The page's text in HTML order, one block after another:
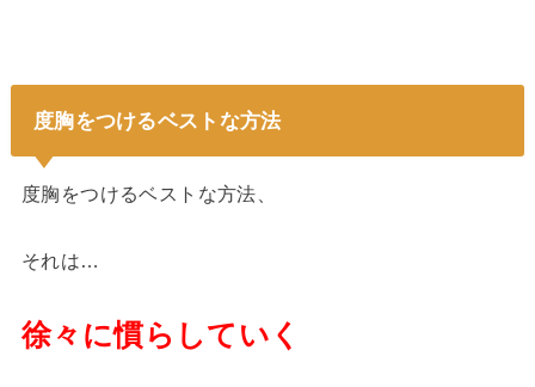
度胸をつけるベストな方法
度胸をつけるベストな方法、
それは…
徐々に慣らしていく